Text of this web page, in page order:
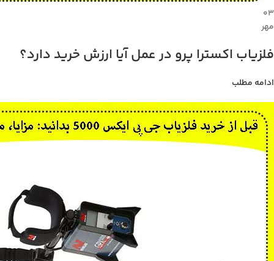
۰۳
مهر
فلزیاب اکسترا پرو در عمل آیا ارزش خرید دارد؟
ادامه مطلب